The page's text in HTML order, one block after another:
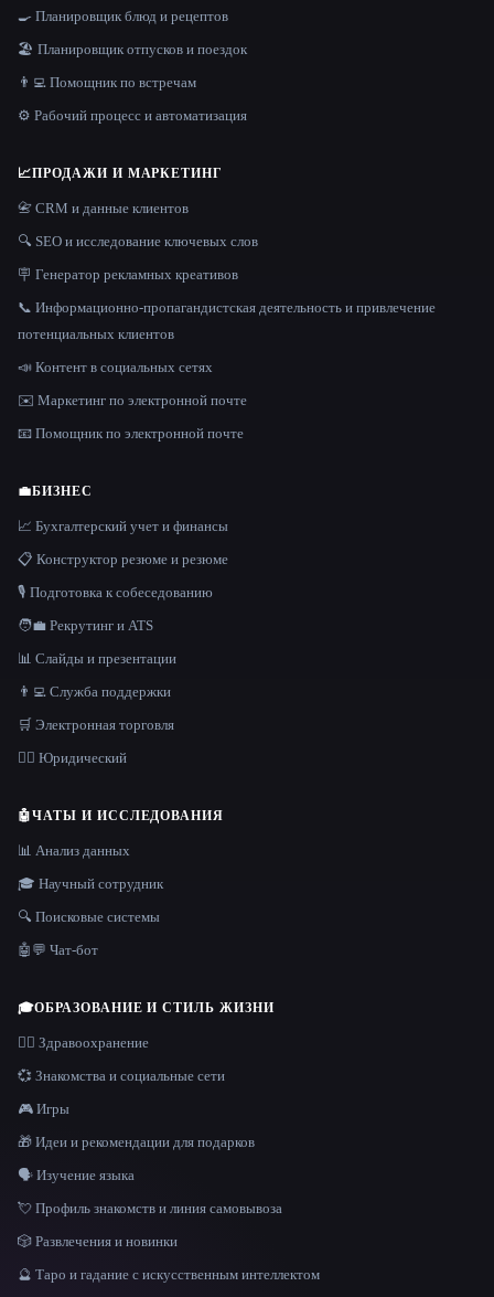
🍳 Планировщик блюд и рецептов
🏖 Планировщик отпусков и поездок
👨‍💻 Помощник по встречам
⚙️ Рабочий процесс и автоматизация
📈ПРОДАЖИ И МАРКЕТИНГ
📇 CRM и данные клиентов
🔍 SEO и исследование ключевых слов
🪧 Генератор рекламных креативов
📞 Информационно-пропагандистская деятельность и привлечение
потенциальных клиентов
📣 Контент в социальных сетях
✉️ Маркетинг по электронной почте
📧 Помощник по электронной почте
💼БИЗНЕС
📈 Бухгалтерский учет и финансы
📋 Конструктор резюме и резюме
🎙️ Подготовка к собеседованию
🧑‍💼 Рекрутинг и ATS
📊 Слайды и презентации
👨‍💻 Служба поддержки
🛒 Электронная торговля
👩‍⚖️ Юридический
🤖ЧАТЫ И ИССЛЕДОВАНИЯ
📊 Анализ данных
🎓 Научный сотрудник
🔍 Поисковые системы
🤖💬 Чат-бот
🎓ОБРАЗОВАНИЕ И СТИЛЬ ЖИЗНИ
👩‍⚕️ Здравоохранение
💞 Знакомства и социальные сети
🎮 Игры
🎁 Идеи и рекомендации для подарков
🗣️ Изучение языка
💘 Профиль знакомств и линия самовывоза
🎲 Развлечения и новинки
🔮 Таро и гадание с искусственным интеллектом